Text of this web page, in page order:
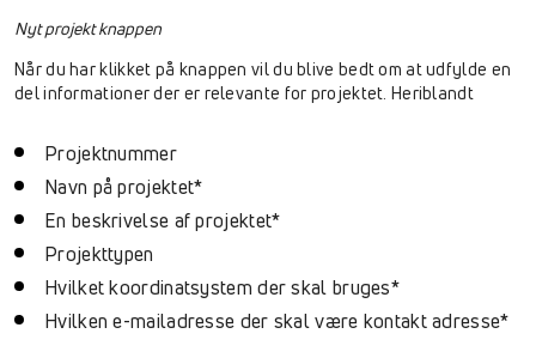
Nyt projekt knappen
Når du har klikket på knappen vil du blive bedt om at udfylde en
del informationer der er relevante for projektet. Heriblandt
Projektnummer
Navn på projektet*
En beskrivelse af projektet*
Projekttypen
Hvilket koordinatsystem der skal bruges*
Hvilken e-mailadresse der skal være kontakt adresse*